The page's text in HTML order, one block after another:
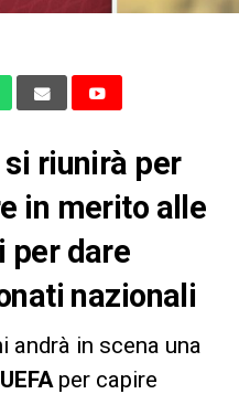
si riunirà per
in merito alle
per dare
nazionali
andrà in scena una
UEFAper capire